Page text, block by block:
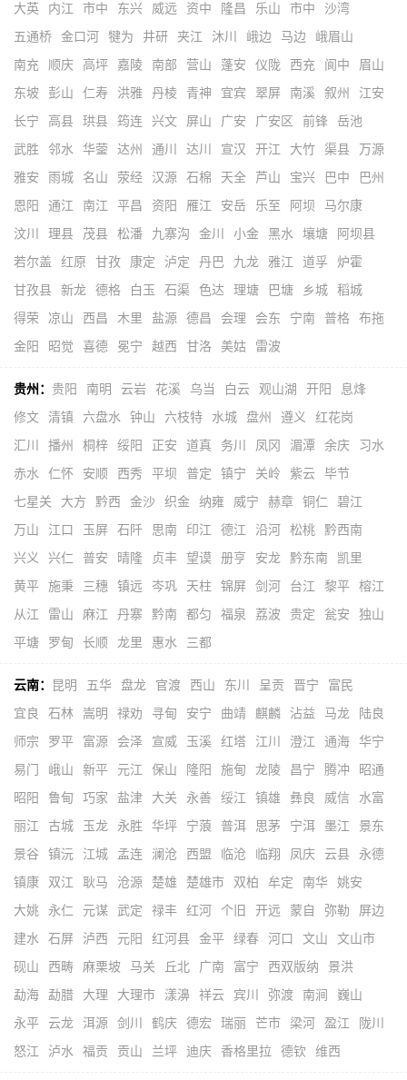
大英
内江 市中 东兴 威远 资中 隆昌 乐山 市中
沙湾
五通桥
金口河 犍为 井研 夹江 沐川 峨边 马边
峨眉山
南充
顺庆 高坪 嘉陵 南部 营山 蓬安 仪陇 西充 阆中
眉山
东坡
彭山 仁寿 洪雅 丹棱 青神 宜宾 翠屏 南溪 叙州
江安
长宁
高县 珙县 筠连 兴文 屏山 广安 广安区 前锋
岳池
武胜
邻水 华蓥 达州 通川 达川 宣汉 开江 大竹 渠县
万源
雅安
雨城 名山 荥经 汉源 石棉 天全 芦山 宝兴 巴中
巴州
恩阳
通江 南江 平昌 资阳 雁江 安岳 乐至 阿坝
马尔康
汶川
理县 茂县 松潘 九寨沟 金川 小金 黑水 壤塘
阿坝县
若尔盖
红原 甘孜 康定 泸定 丹巴 九龙 雅江 道孚
炉霍
甘孜县
新龙 德格 白玉 石渠 色达 理塘 巴塘 乡城
稻城
得荣
凉山 西昌 木里 盐源 德昌 会理 会东 宁南 普格
布拖
金阳
昭觉 喜德 冕宁 越西 甘洛 美姑 雷波
贵州： 贵阳 南明 云岩 花溪 乌当 白云 观山湖 开阳
息烽
修文
清镇 六盘水 钟山 六枝特 水城 盘州 遵义
红花岗
汇川
播州 桐梓 绥阳 正安 道真 务川 凤冈 湄潭 余庆
习水
赤水
仁怀 安顺 西秀 平坝 普定 镇宁 关岭 紫云
毕节
七星关
大方 黔西 金沙 织金 纳雍 威宁 赫章 铜仁
碧江
万山
江口 玉屏 石阡 思南 印江 德江 沿河 松桃
黔西南
兴义
兴仁 普安 晴隆 贞丰 望谟 册亨 安龙 黔东南
凯里
黄平
施秉 三穗 镇远 岑巩 天柱 锦屏 剑河 台江 黎平
榕江
从江
雷山 麻江 丹寨 黔南 都匀 福泉 荔波 贵定 瓮安
独山
平塘
罗甸 长顺 龙里 惠水 三都
云南： 昆明 五华 盘龙 官渡 西山 东川 呈贡 晋宁
富民
宜良
石林 嵩明 禄劝 寻甸 安宁 曲靖 麒麟 沾益 马龙
陆良
师宗
罗平 富源 会泽 宣威 玉溪 红塔 江川 澄江 通海
华宁
易门
峨山 新平 元江 保山 隆阳 施甸 龙陵 昌宁 腾冲
昭通
昭阳
鲁甸 巧家 盐津 大关 永善 绥江 镇雄 彝良 威信
水富
丽江
古城 玉龙 永胜 华坪 宁蒗 普洱 思茅 宁洱 墨江
景东
景谷
镇沅 江城 孟连 澜沧 西盟 临沧 临翔 凤庆 云县
永德
镇康
双江 耿马 沧源 楚雄 楚雄市 双柏 牟定 南华
姚安
大姚
永仁 元谋 武定 禄丰 红河 个旧 开远 蒙自 弥勒
屏边
建水
石屏 泸西 元阳 红河县 金平 绿春 河口 文山
文山市
砚山
西畴 麻栗坡 马关 丘北 广南 富宁 西双版纳
景洪
勐海
勐腊 大理 大理市 漾濞 祥云 宾川 弥渡 南涧
巍山
永平
云龙 洱源 剑川 鹤庆 德宏 瑞丽 芒市 梁河 盈江
陇川
怒江
泸水 福贡 贡山 兰坪 迪庆 香格里拉 德钦 维西